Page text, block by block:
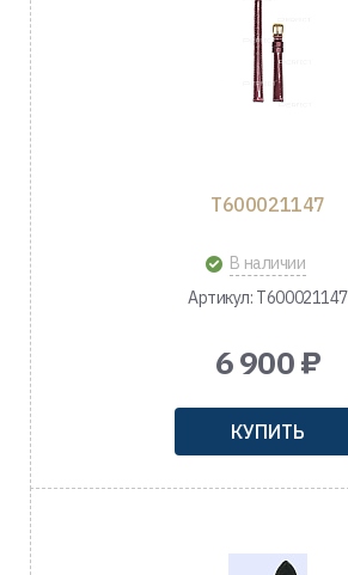
T600021147
В наличии
Артикул: T600021147
6 900 ₽
КУПИТЬ